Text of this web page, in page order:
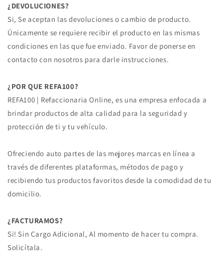
¿DEVOLUCIONES?
Si, Se aceptan las devoluciones o cambio de producto.
Únicamente se requiere recibir el producto en las mismas
condiciones en las que fue enviado. Favor de ponerse en
contacto con nosotros para darle instrucciones.
¿POR QUE REFA100?
REFA100 | Refaccionaria Online, es una empresa enfocada a
brindar productos de alta calidad para la seguridad y
protección de ti y tu vehículo.
Ofreciendo auto partes de las mejores marcas en línea a
través de diferentes plataformas, métodos de pago y
recibiendo tus productos favoritos desde la comodidad de tu
domicilio.
¿FACTURAMOS?
Si! Sin Cargo Adicional, Al momento de hacer tu compra.
Solicítala.